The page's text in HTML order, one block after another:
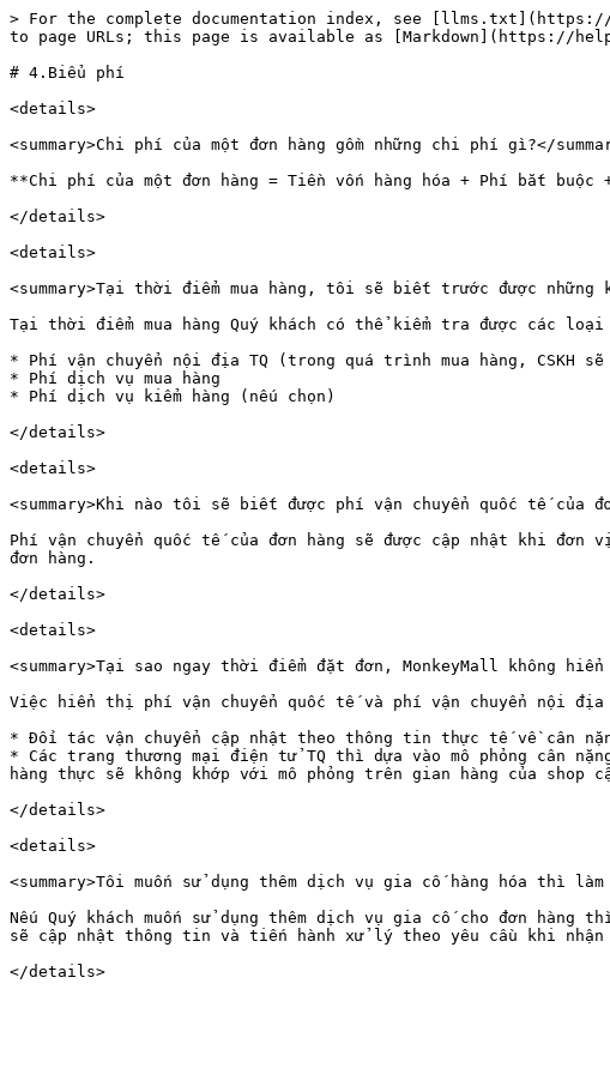
> For the complete documentation index, see [llms.txt](https://
to page URLs; this page is available as [Markdown](https://
# 4.Biểu phí
<details>
<summary>Chi phí của một đơn hàng gồm những chi phí gì?</
**Chi phí của một đơn hàng = Tiền vốn hàng hóa + Phí bắt
</details>
<details>
<summary>Tại thời điểm mua hàng, tôi sẽ biết trước được những
Tại thời điểm mua hàng Quý khách có thể kiểm tra được các
* Phí vận chuyển nội địa TQ (trong quá trình mua hàng, CSKH
* Phí dịch vụ mua hàng
* Phí dịch vụ kiểm hàng (nếu chọn)
</details>
<details>
<summary>Khi nào tôi sẽ biết được phí vận chuyển quốc tế của
Phí vận chuyển quốc tế của đơn hàng sẽ được cập nhật khi
đơn hàng.
</details>
<details>
<summary>Tại sao ngay thời điểm đặt đơn, MonkeyMall không
Việc hiển thị phí vận chuyển quốc tế và phí vận chuyển nội địa
* Đối tác vận chuyển cập nhật theo thông tin thực tế về cân
* Các trang thương mại điện tử TQ thì dựa vào mô phỏng cân
hàng thực sẽ không khớp với mô phỏng trên gian hàng của shop
</details>
<details>
<summary>Tôi muốn sử dụng thêm dịch vụ gia cố hàng hóa thì làm
Nếu Quý khách muốn sử dụng thêm dịch vụ gia cố cho đơn
sẽ cập nhật thông tin và tiến hành xử lý theo yêu cầu khi nhận